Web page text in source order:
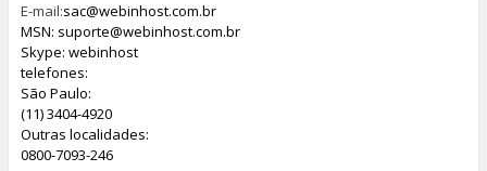
E-mail:sac@webinhost.com.br
MSN: suporte@webinhost.com.br
Skype: webinhost
telefones:
São Paulo:
(11) 3404-4920
Outras localidades:
0800-7093-246